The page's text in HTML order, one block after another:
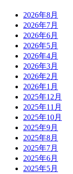
2026年8月
2026年7月
2026年6月
2026年5月
2026年4月
2026年3月
2026年2月
2026年1月
2025年12月
2025年11月
2025年10月
2025年9月
2025年8月
2025年7月
2025年6月
2025年5月